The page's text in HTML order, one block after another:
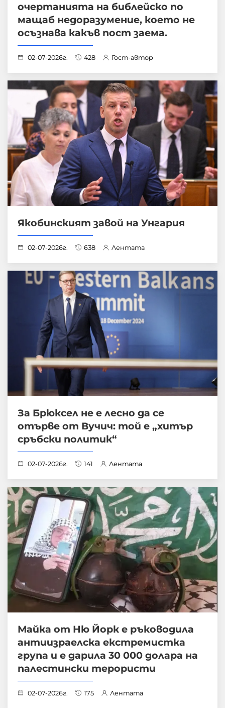
очертанията на библейско по
мащаб недоразумение, което не
осъзнава какъв пост заема.
02-07-2026г. 428 Гост-автор
Якобинският завой на Унгария
02-07-2026г. 638 Лентата
За Брюксел не е лесно да се
отърве от Вучич: той е „хитър
сръбски политик“
02-07-2026г. 141 Лентата
Майка от Ню Йорк е ръководила
антиизраелска екстремистка
група и е дарила 30 000 долара на
палестински терористи
02-07-2026г. 175 Лентата